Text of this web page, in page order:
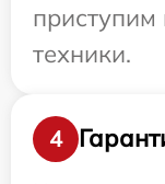
приступим
техники.
4